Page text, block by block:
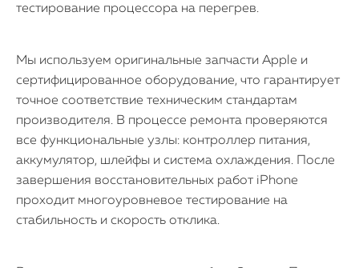
тестирование процессора на перегрев.
Мы используем оригинальные запчасти Apple и
сертифицированное оборудование, что гарантирует
точное соответствие техническим стандартам
производителя. В процессе ремонта проверяются
все функциональные узлы: контроллер питания,
аккумулятор, шлейфы и система охлаждения. После
завершения восстановительных работ iPhone
проходит многоуровневое тестирование на
стабильность и скорость отклика.